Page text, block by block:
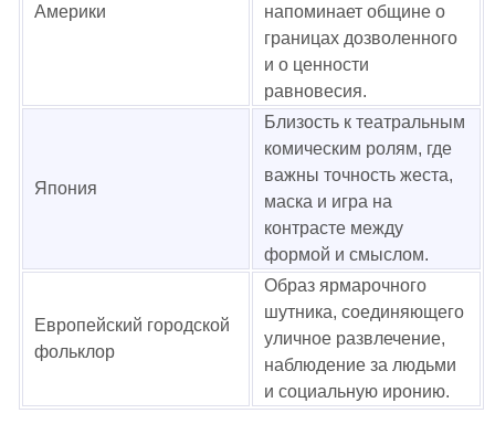
Америки
напоминает общине о
границах дозволенного
и о ценности
равновесия.
Япония
Близость к театральным
комическим ролям, где
важны точность жеста,
маска и игра на
контрасте между
формой и смыслом.
Европейский городской
фольклор
Образ ярмарочного
шутника, соединяющего
уличное развлечение,
наблюдение за людьми
и социальную иронию.